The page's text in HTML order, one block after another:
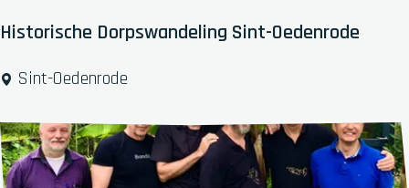
Historische Dorpswandeling Sint-Oedenrode
H
s
t
o
Sint-Oedenrode